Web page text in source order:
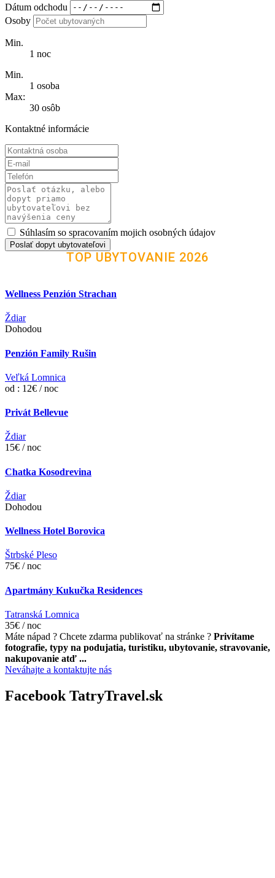
Dátum odchodu
Osoby
Min.
1 noc
Min.
1 osoba
Max:
30 osôb
Kontaktné informácie
Súhlasím so spracovaním mojich osobných údajov
Poslať dopyt ubytovateľovi
TOP UBYTOVANIE 2026
Wellness Penzión Strachan
Ždiar
Dohodou
Penzión Family Rušin
Veľká Lomnica
od : 12€ / noc
Privát Bellevue
Ždiar
15€ / noc
Chatka Kosodrevina
Ždiar
Dohodou
Wellness Hotel Borovica
Štrbské Pleso
75€ / noc
Apartmány Kukučka Residences
Tatranská Lomnica
35€ / noc
Máte nápad ? Chcete zdarma publikovať na stránke ? Privítame
fotografie, typy na podujatia, turistiku, ubytovanie, stravovanie,
nakupovanie atď ...
Neváhajte a kontaktujte nás
Facebook TatryTravel.sk